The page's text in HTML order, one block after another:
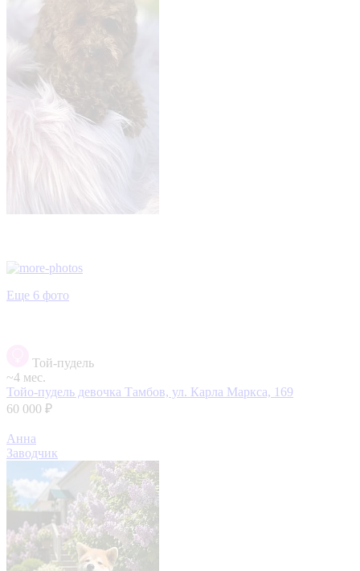
Еще 6 фото
Той-пудель
~4 мес.
Тойо-пудель девочка Тамбов, ул. Карла Маркса, 169
60 000 ₽
Анна
Заводчик